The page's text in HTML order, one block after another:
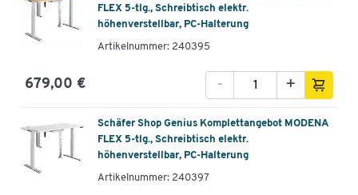
FLEX 5-tlg., Schreibtisch elektr.
höhenverstellbar, PC-Halterung
Artikelnummer: 240395
679,00 € +
-
Schäfer Shop Genius Komplettangebot MODENA
FLEX 5-tlg., Schreibtisch elektr.
höhenverstellbar, PC-Halterung
Artikelnummer: 240397